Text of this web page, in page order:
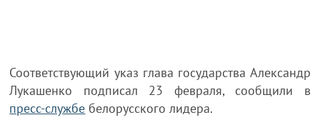
Соответствующий указ глава государства Александр
Лукашенко подписал 23 февраля, сообщили в
пресс-службе белорусского лидера.